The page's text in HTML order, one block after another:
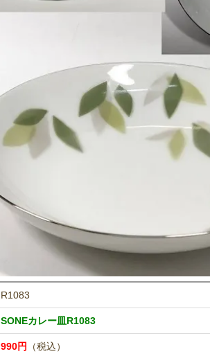
R1083
SONEカレー皿R1083
990円 （税込）